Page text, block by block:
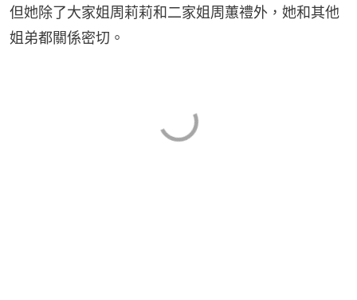
但她除了大家姐周莉莉和二家姐周蕙禮外，她和其他
姐弟都關係密切。